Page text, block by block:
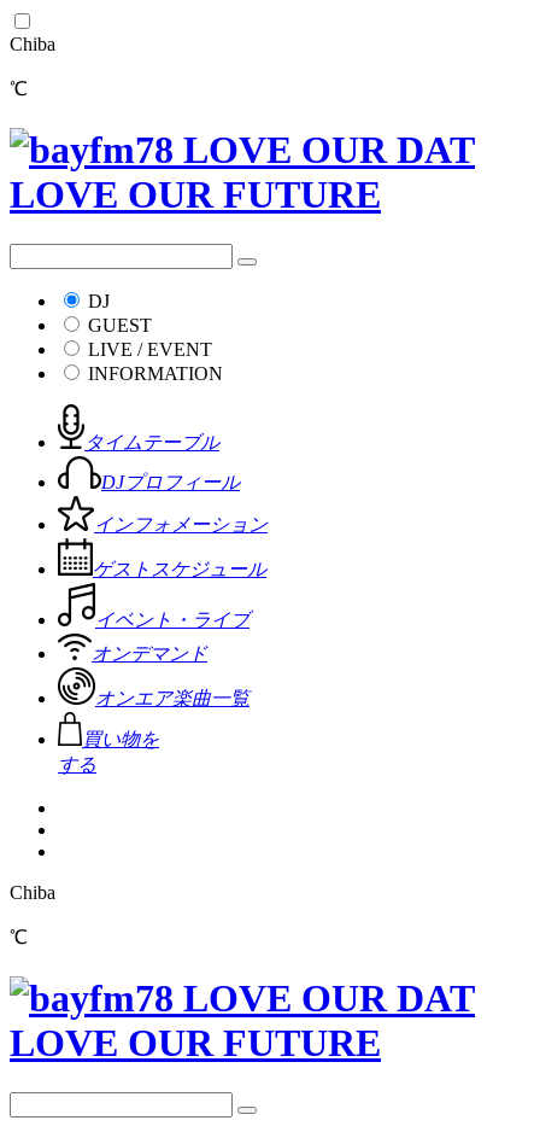
Chiba
℃
DJ
GUEST
LIVE / EVENT
INFORMATION
タイムテーブル
DJプロフィール
インフォメーション
ゲストスケジュール
イベント・ライブ
オンデマンド
オンエア楽曲一覧
買い物を
する
Chiba
℃